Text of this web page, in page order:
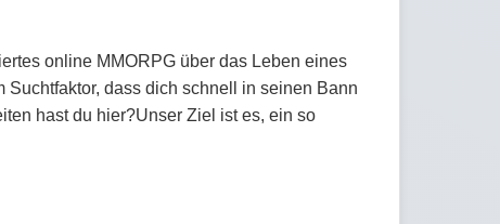
online MMORPG über das Leben eines
dass dich schnell in seinen Bann
hast du hier?Unser Ziel ist es, ein so